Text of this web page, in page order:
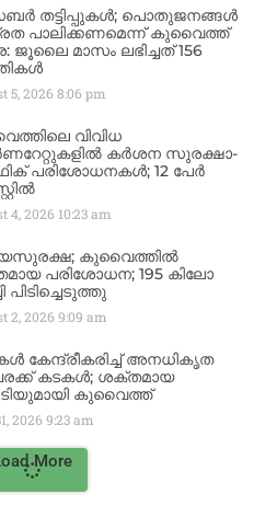
തട്ടിപ്പുകൾ; പൊതുജനങ്ങൾ
പാലിക്കണമെന്ന് കുവൈത്ത്
ജൂലൈ മാസം ലഭിച്ചത് 156
5, 20268:06 pm
വിവിധ
കർശന സുരക്ഷാ-
പരിശോധനകൾ; 12 പേർ
4, 2026 10:23 am
കുവൈത്തിൽ
പരിശോധന; 195 കിലോ
പിടിച്ചെടുത്തു
2, 20269:09 am
കേന്ദ്രീകരിച്ച് അനധികൃത
കടകൾ; ശക്തമായ
കുവൈത്ത്
20269:23 am
More